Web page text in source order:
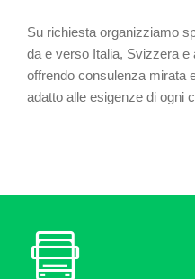
Su richiesta organizziamo
da e verso Italia, Svizzera e
offrendo consulenza mirata
adatto alle esigenze di ogni